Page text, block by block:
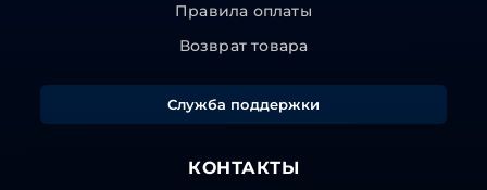
Правила оплаты
Возврат товара
Служба поддержки
КОНТАКТЫ